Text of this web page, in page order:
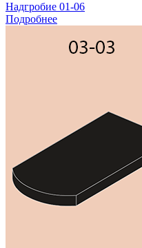
Надгробие 01-06
Подробнее